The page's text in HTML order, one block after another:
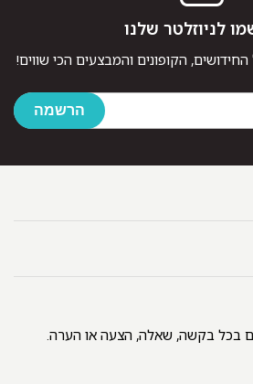
בכל בקשה, שאלה, הצעה או הערה.
לניוזלטר שלנו
הקופונים והמבצעים הכי שווים!